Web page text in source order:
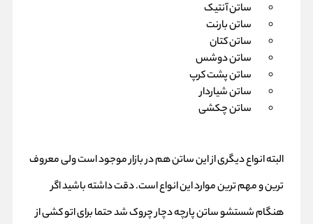
ساتن آنتیک
ساتن بارنت
ساتن کتان
ساتن دوشس
ساتن پشت کرپ
ساتن شیاردار
ساتن چکشی
البته انواع دیگری از این ساتن هم در بازار موجود است ولی معروف
ترین و مهم ترین موارد این انواع است. دقت داشته باشید اگر
هنگام شستشو ساتن پارچه دچار چروک شد حتما برای اتو کشی از